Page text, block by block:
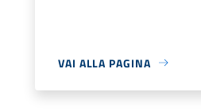
VAI ALLA PAGINA